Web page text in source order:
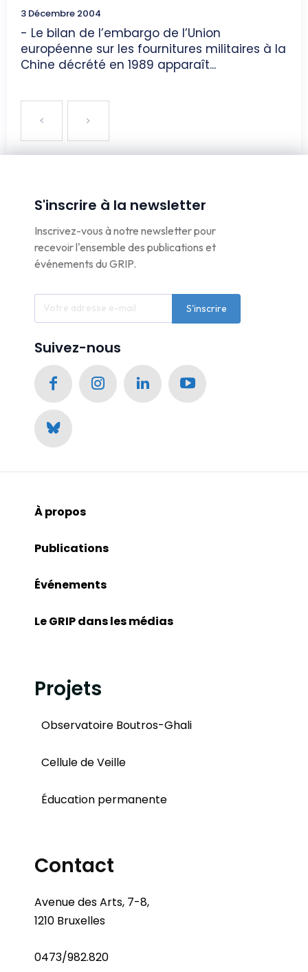
3 Décembre 2004
- Le bilan de l’embargo de l’Union
européenne sur les fournitures militaires à la
Chine décrété en 1989 apparaît...
S'inscrire à la newsletter
Inscrivez-vous à notre newsletter pour
recevoir l'ensemble des publications et
événements du GRIP.
S'inscrire
Suivez-nous
À propos
Publications
Événements
Le GRIP dans les médias
Projets
Observatoire Boutros-Ghali
Cellule de Veille
Éducation permanente
Contact
Avenue des Arts, 7-8,
1210 Bruxelles
0473/982.820